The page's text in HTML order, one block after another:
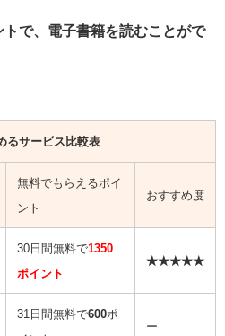
で、電子書籍を読むことがで
るサービス比較表
無料でもらえるポイ
ント
おすすめ度
30日間無料で1350
ポイント
★★★★★
31日間無料で600ポ
ー